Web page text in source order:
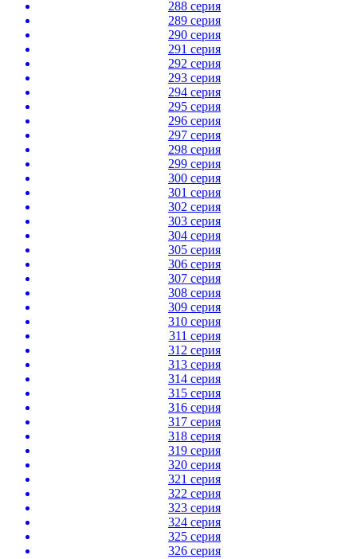
288 серия
289 серия
290 серия
291 серия
292 серия
293 серия
294 серия
295 серия
296 серия
297 серия
298 серия
299 серия
300 серия
301 серия
302 серия
303 серия
304 серия
305 серия
306 серия
307 серия
308 серия
309 серия
310 серия
311 серия
312 серия
313 серия
314 серия
315 серия
316 серия
317 серия
318 серия
319 серия
320 серия
321 серия
322 серия
323 серия
324 серия
325 серия
326 серия